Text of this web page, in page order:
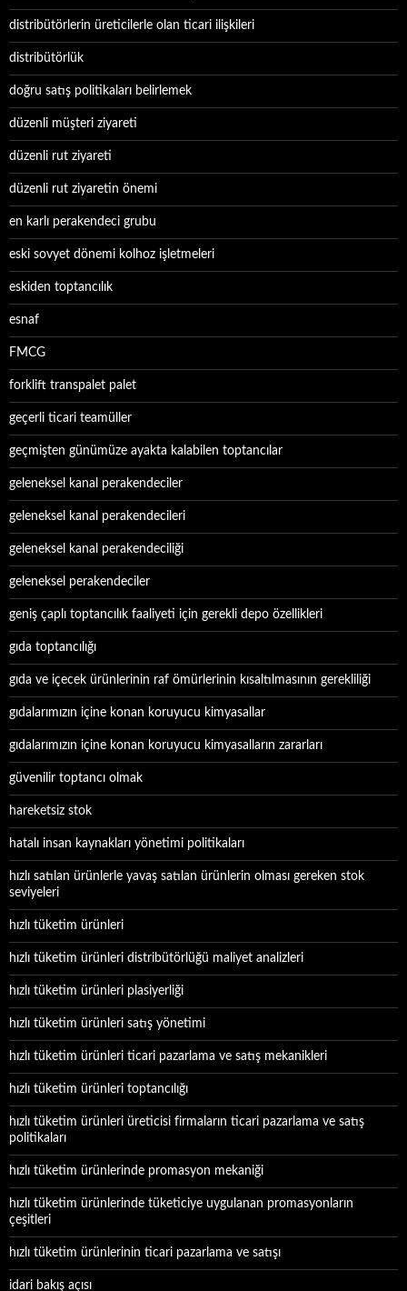
distribütörlerin üreticilerle olan ticari ilişkileri
distribütörlük
doğru satış politikaları belirlemek
düzenli müşteri ziyareti
düzenli rut ziyareti
düzenli rut ziyaretin önemi
en karlı perakendeci grubu
eski sovyet dönemi kolhoz işletmeleri
eskiden toptancılık
esnaf
FMCG
forklift transpalet palet
geçerli ticari teamüller
geçmişten günümüze ayakta kalabilen toptancılar
geleneksel kanal perakendeciler
geleneksel kanal perakendecileri
geleneksel kanal perakendeciliği
geleneksel perakendeciler
geniş çaplı toptancılık faaliyeti için gerekli depo özellikleri
gıda toptancılığı
gıda ve içecek ürünlerinin raf ömürlerinin kısaltılmasının gerekliliği
gıdalarımızın içine konan koruyucu kimyasallar
gıdalarımızın içine konan koruyucu kimyasalların zararları
güvenilir toptancı olmak
hareketsiz stok
hatalı insan kaynakları yönetimi politikaları
hızlı satılan ürünlerle yavaş satılan ürünlerin olması gereken stok
seviyeleri
hızlı tüketim ürünleri
hızlı tüketim ürünleri distribütörlüğü maliyet analizleri
hızlı tüketim ürünleri plasiyerliği
hızlı tüketim ürünleri satış yönetimi
hızlı tüketim ürünleri ticari pazarlama ve satış mekanikleri
hızlı tüketim ürünleri toptancılığı
hızlı tüketim ürünleri üreticisi firmaların ticari pazarlama ve satış
politikaları
hızlı tüketim ürünlerinde promasyon mekaniği
hızlı tüketim ürünlerinde tüketiciye uygulanan promasyonların
çeşitleri
hızlı tüketim ürünlerinin ticari pazarlama ve satışı
idari bakış açısı